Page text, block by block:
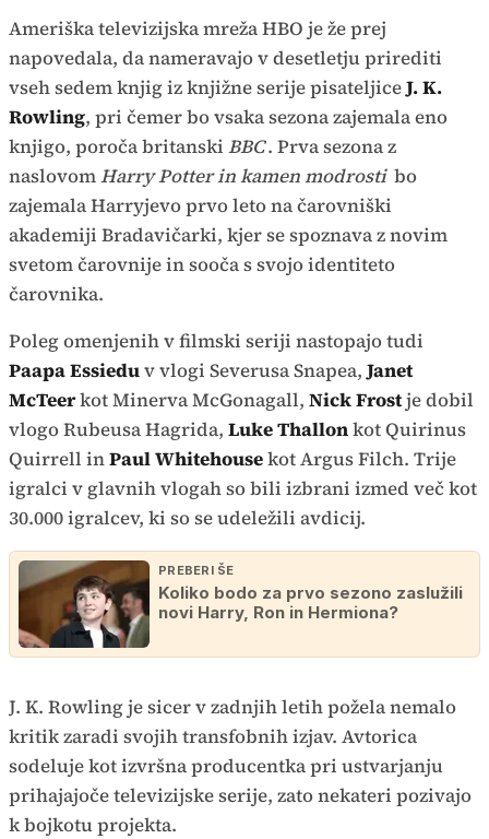
Ameriška televizijska mreža HBO je že prej
napovedala, da nameravajo v desetletju prirediti
vseh sedem knjig iz knjižne serije pisateljiceJ. K.
Rowling, pri čemer bo vsaka sezona zajemala eno
knjigo, poroča britanski BBC. Prva sezona z
naslovomHarry Potter in kamen modrosti bo
zajemala Harryjevo prvo leto na čarovniški
akademiji Bradavičarki, kjer se spoznava z novim
svetom čarovnije in sooča s svojo identiteto
čarovnika.
Poleg omenjenih v filmski seriji nastopajo tudi
Paapa Essieduv vlogi Severusa Snapea, Janet
McTeerkot Minerva McGonagall, Nick Frostje dobil
vlogo Rubeusa Hagrida, Luke Thallonkot Quirinus
Quirrell inPaul Whitehousekot Argus Filch. Trije
igralci v glavnih vlogah so bili izbrani izmed več kot
30.000 igralcev, ki so se udeležili avdicij.
PREBERI ŠE
Koliko bodo za prvo sezono zaslužili
novi Harry, Ron in Hermiona?
J. K. Rowling je sicer v zadnjih letih požela nemalo
kritik zaradi svojih transfobnih izjav. Avtorica
sodeluje kot izvršna producentka pri ustvarjanju
prihajajoče televizijske serije, zato nekateri pozivajo
k bojkotu projekta.